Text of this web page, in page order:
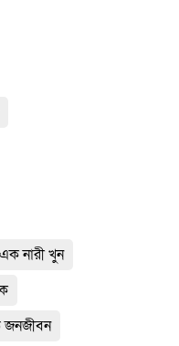
নারী খুন
জনজীবন